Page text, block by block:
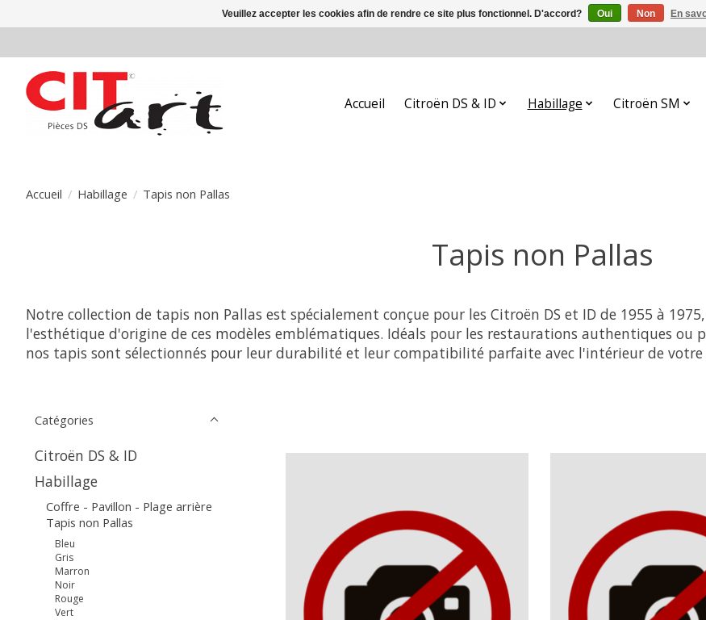
Accueil Citroën DS & ID Habillage Citroën SM
Accueil / Habillage / Tapis non Pallas
Tapis non Pallas
Notre collection de tapis non Pallas est spécialement conçue pour les Citroën DS et ID de 1955 à
l'esthétique d'origine de ces modèles emblématiques. Idéals pour les restaurations authentiques ou
nos tapis sont sélectionnés pour leur durabilité et leur compatibilité parfaite avec l'intérieur de votre
Catégories
Citroën DS & ID
Habillage
Coffre - Pavillon - Plage arrière
Tapis non Pallas
Bleu
Gris
Marron
Noir
Rouge
Vert
Veuillez accepter les cookies afin de rendre ce site plus fonctionnel. D'accord? Oui Non En